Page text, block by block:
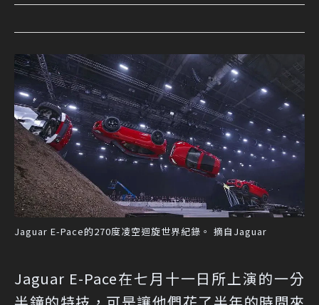
Jaguar E-Pace的270度凌空迴旋世界紀錄。 摘自Jaguar
Jaguar E-Pace在七月十一日所上演的一分